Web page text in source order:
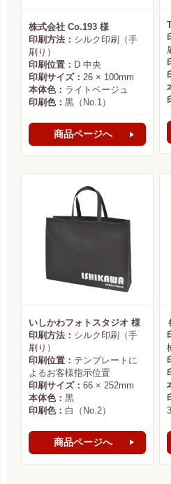
株式会社 Co.193 様
印刷方法： シルク印刷（手
刷り）
印刷位置： D 中央
印刷サイズ： 26 × 100mm
本体色： ライトベージュ
印刷色： 黒（No.1）
商品ページへ
いしかわフォトスタジオ 様
印刷方法： シルク印刷（手
刷り）
印刷位置： テンプレートに
よるお客様指示位置
印刷サイズ： 66 × 252mm
本体色： 黒
印刷色： 白（No.2）
商品ページへ